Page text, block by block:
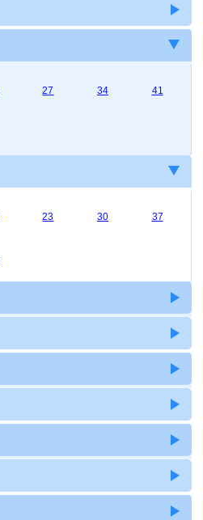
27 34 41
23 30 37